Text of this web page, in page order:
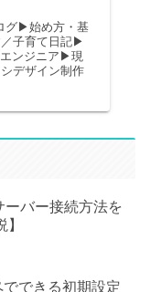
グ▶︎始め方・基
子育て日記▶
ンジニア▶︎現
デザイン制作
ーバー接続方法を
でできる初期設定